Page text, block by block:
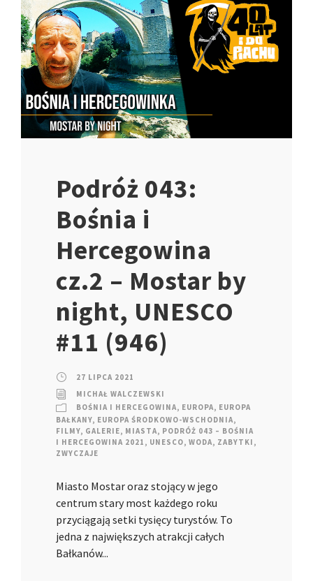
Podróż 043:
Bośnia i
Hercegowina
cz.2 – Mostar by
night, UNESCO
#11 (946)
27 LIPCA 2021
MICHAŁ WALCZEWSKI
BOŚNIA I HERCEGOWINA, EUROPA, EUROPA
BAŁKANY, EUROPA ŚRODKOWO-WSCHODNIA,
FILMY, GALERIE, MIASTA, PODRÓŻ 043 – BOŚNIA
I HERCEGOWINA 2021 , UNESCO, WODA, ZABYTKI ,
ZWYCZAJE
Miasto Mostar oraz stojący w jego
centrum stary most każdego roku
przyciągają setki tysięcy turystów. To
jedna z największych atrakcji całych
Bałkanów...